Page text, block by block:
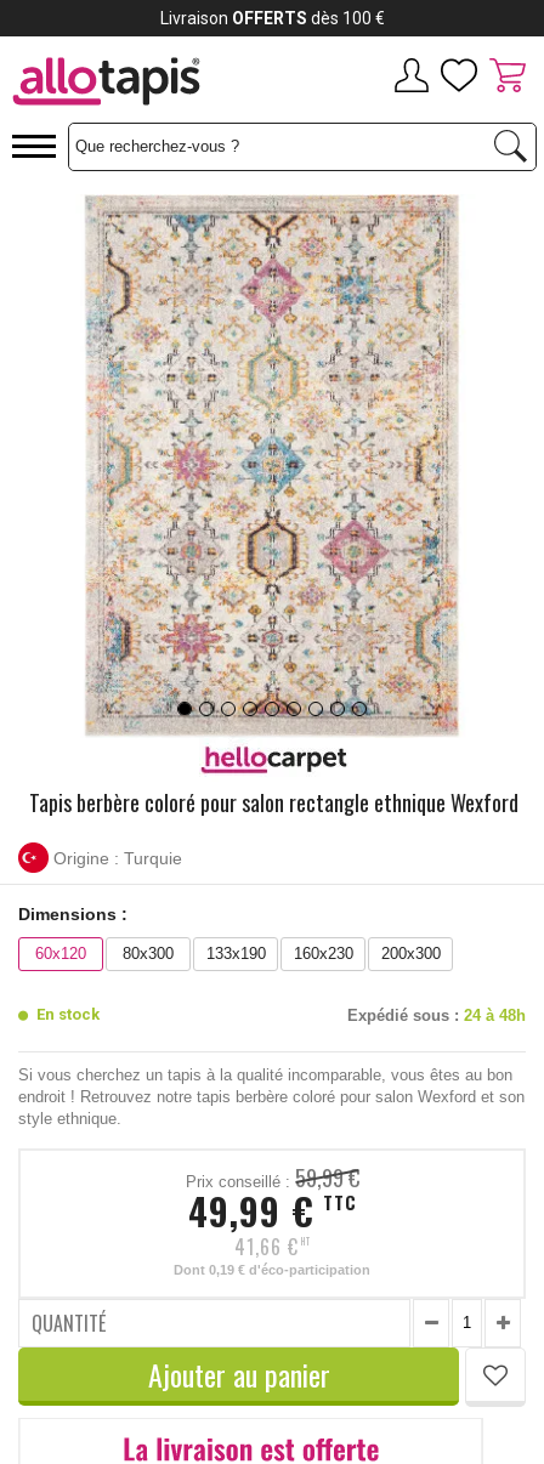
Tapis berbère coloré pour salon rectangle ethnique Wexford
Origine : Turquie
Dimensions :
60x120 80x300 133x190 160x230 200x300
En stock Expédié sous : 24 à 48h
Si vous cherchez un tapis à la qualité incomparable, vous êtes au bon
endroit ! Retrouvez notre tapis berbère coloré pour salon Wexford et son
style ethnique.
Prix conseillé : 59,99 €
49,99 € TTC
41,66 € HT
Dont 0,19 € d'éco-participation
QUANTITÉ
Ajouter au panier
Livraison OFFERTS dès 100 €